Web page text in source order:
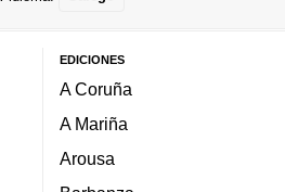
EDICIONES
A Coruña
A Mariña
Arousa